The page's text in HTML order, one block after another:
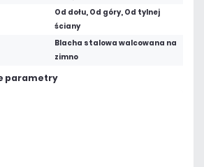
Od dołu, Od góry, Od tylnej
ściany
Blacha stalowa walcowana na
zimno
parametry